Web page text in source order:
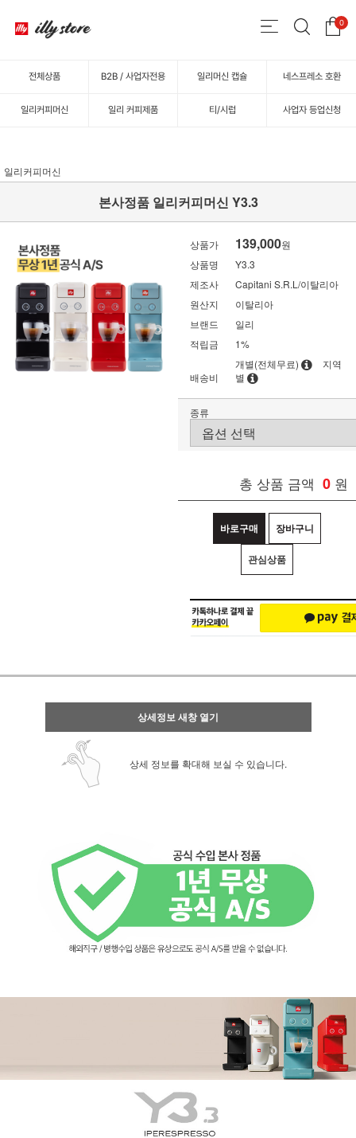
0
전체상품 B2B / 사업자전용 일리머신 캡슐 네스프레소 호환
일리커피머신 일리 커피제품 티/시럽 사업자 등업신청
일리커피머신
본사정품 일리커피머신 Y3.3
상품가 139,000원
상품명
Y3.3
제조사
Capitani S.R.L/이탈리아
원산지
이탈리아
브랜드
일리
적립금
1%
배송비
개별(전체무료)
지역
별
종류
총 상품 금액 0 원
바로구매 장바구니
관심상품
상세정보 새창 열기
상세 정보를 확대해 보실 수 있습니다.